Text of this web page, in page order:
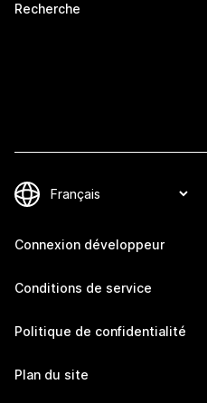
Recherche
Connexion développeur
Conditions de service
Politique de confidentialité
Plan du site